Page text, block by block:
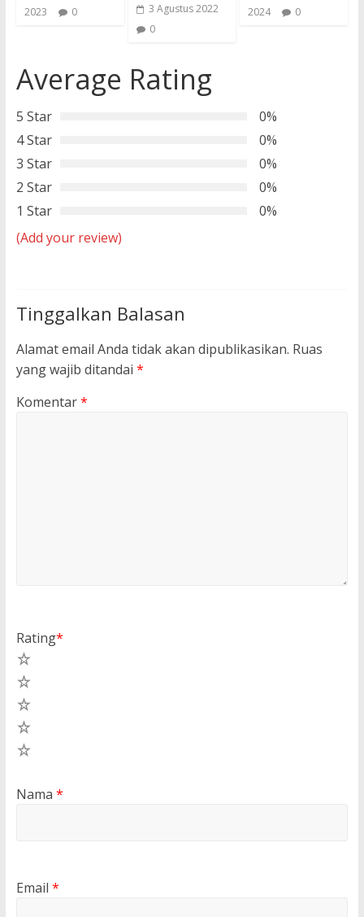
2023
0
3 Agustus 2022
0
2024
0
Average Rating
5 Star
0%
4 Star
0%
3 Star
0%
2 Star
0%
1 Star
0%
(Add your review)
Tinggalkan Balasan
Alamat email Anda tidak akan dipublikasikan. Ruas
yang wajib ditandai *
Komentar*
Rating*
Nama *
Email *